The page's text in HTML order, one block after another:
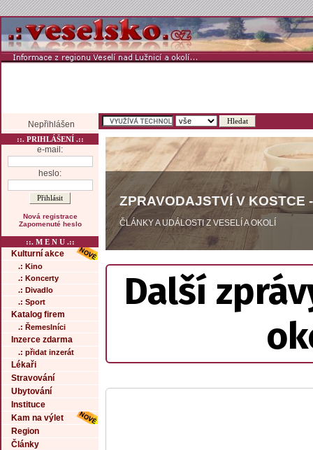
Nepřihlášen
::. PRIHLÁŠENÍ .::
e-mail:
heslo:
Nová registrace
Zapomenuté heslo
::. M E N U .::
Kulturní akce
.: Kino
.: Koncerty
.: Divadlo
.: Sport
Katalog firem
.: Řemeslníci
Inzerce zdarma
.: přidat inzerát
Lékaři
Stravování
Ubytování
Instituce
Kam na výlet
Region
Články
ZPRAVODAJSTVÍ V KOSTCE
ČLÁNKY A UDÁLOSTI Z VESELÍ A OKOLÍ
Další